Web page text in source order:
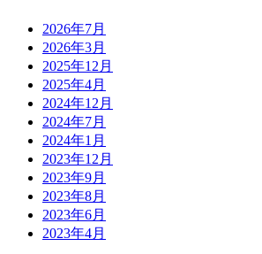
2026年7月
2026年3月
2025年12月
2025年4月
2024年12月
2024年7月
2024年1月
2023年12月
2023年9月
2023年8月
2023年6月
2023年4月